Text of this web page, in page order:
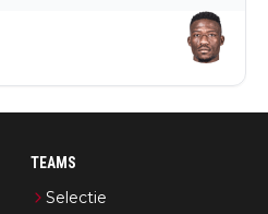
TEAMS
Selectie